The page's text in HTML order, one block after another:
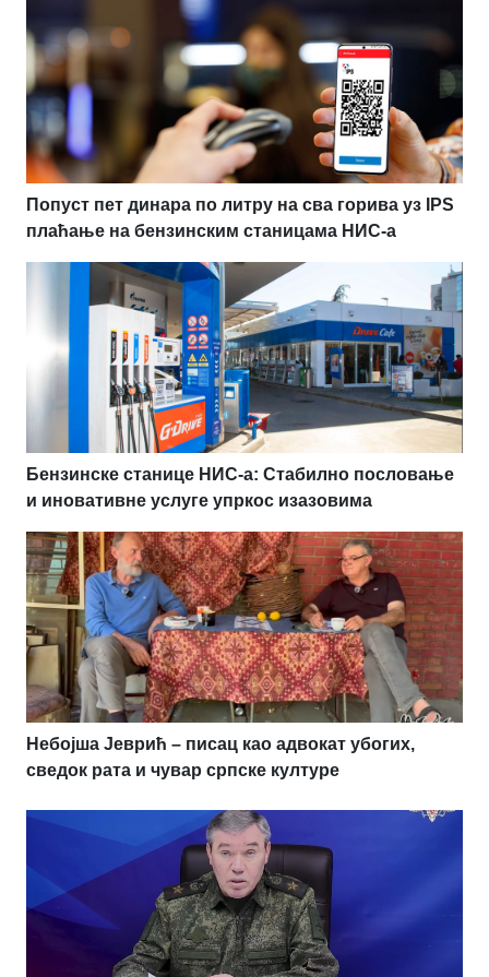
Попуст пет динара по литру на сва горива уз IPS
плаћање на бензинским станицама НИС-а
Бензинске станице НИС-а: Стабилно пословање
и иновативне услуге упркос изазовима
Небојша Јеврић – писац као адвокат убогих,
сведок рата и чувар српске културе